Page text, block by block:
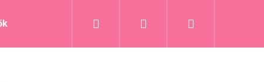
Keresés Bejelentkezés